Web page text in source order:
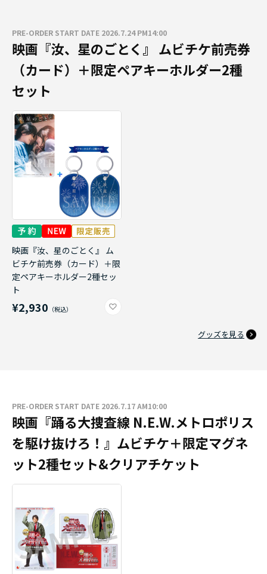
PRE-ORDER START DATE 2026.7.24 PM14:00
映画『汝、星のごとく』 ムビチケ前売券
（カード）＋限定ペアキーホルダー2種
セット
映画『汝、星のごとく』 ム
ビチケ前売券（カード）＋限
定ペアキーホルダー2種セッ
ト
¥2,930
グッズを見る
PRE-ORDER START DATE 2026.7.17 AM10:00
映画『踊る大捜査線 N.E.W.メトロポリス
を駆け抜けろ！』ムビチケ＋限定マグネ
ット2種セット&クリアチケット